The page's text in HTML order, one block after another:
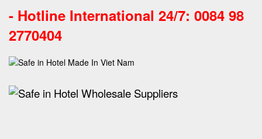
- Hotline International 24/7: 0084 98
2770404